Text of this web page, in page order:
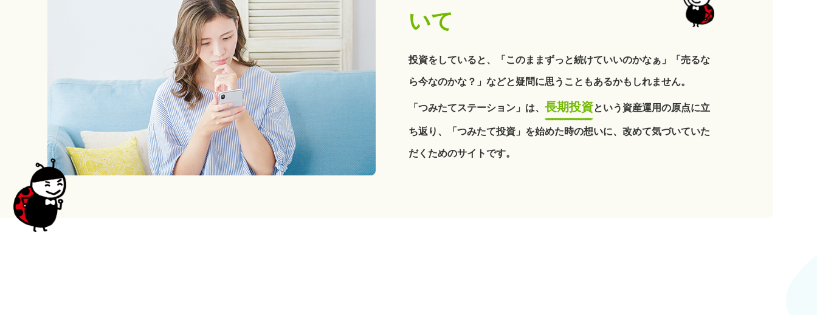
いて
投資をしていると、「このままずっと続けていいのかなぁ」「売るな
ら今なのかな？」などと疑問に思うこともあるかもしれません。
「つみたてステーション」は、 長期投資という資産運用の原点に立
ち返り、「つみたて投資」を始めた時の想いに、改めて気づいていた
だくためのサイトです。